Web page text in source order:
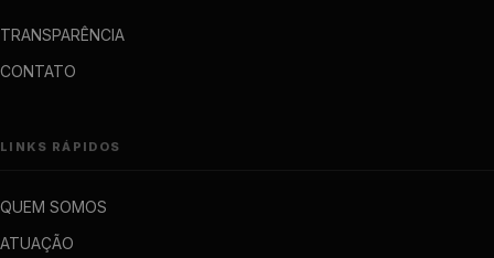
TRANSPARÊNCIA
CONTATO
LINKS RÁPIDOS
QUEM SOMOS
ATUAÇÃO